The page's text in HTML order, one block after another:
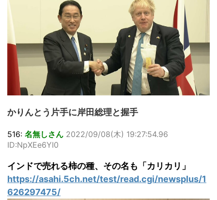
かりんとう片手に岸田総理と握手
516: 名無しさん 2022/09/08(木) 19:27:54.96
ID:NpXEe6YI0
インドで売れる柿の種、その名も「カリカリ」
https://asahi.5ch.net/test/read.cgi/newsplus/1
626297475/